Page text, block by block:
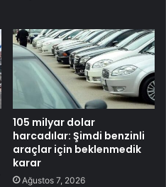
105 milyar dolar
harcadılar: Şimdi benzinli
araçlar için beklenmedik
karar
Ağustos 7, 2026